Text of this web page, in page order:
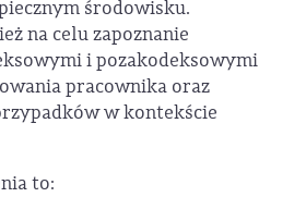
środowisku.
na celu zapoznanie
i pozakodeksowymi
pracownika oraz
w kontekście
to: